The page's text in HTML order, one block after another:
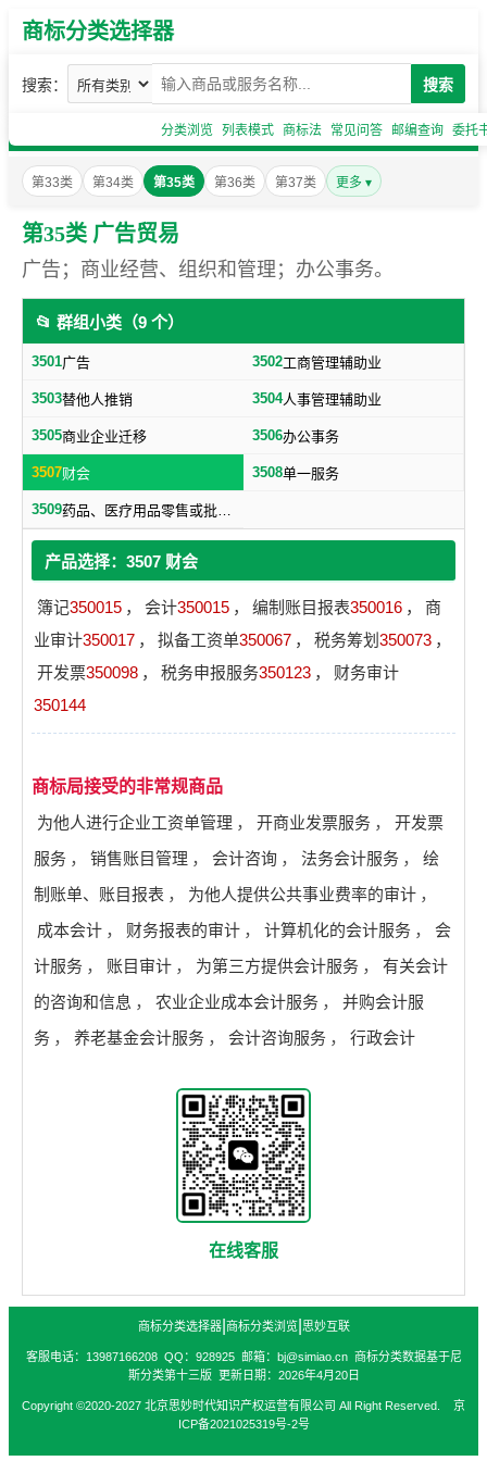
商标分类选择器
搜索： 搜索
分类浏览 列表模式 商标法 常见问答 邮编查询 委托
第33类 第34类 第35类 第36类 第37类 更多 ▾
第35类 广告贸易
广告；商业经营、组织和管理；办公事务。
📂 群组小类（9 个）
3501广告 3502工商管理辅助业
3503替他人推销 3504人事管理辅助业
3505商业企业迁移 3506办公事务
3507财会 3508单一服务
3509 药品、医疗用品零售或批发服务
产品选择：3507 财会
簿记350015 ， 会计350015 ， 编制账目报表350016 ，
商
业审计350017 ， 拟备工资单350067 ， 税务筹划 350073 ，
开发票350098 ， 税务申报服务350123 ，
财务审计
350144
商标局接受的非常规商品
为他人进行企业工资单管理 ， 开商业发票服务 ，
开发票
服务 ， 销售账目管理 ， 会计咨询 ， 法务会计服务 ，
绘
制账单、账目报表 ， 为他人提供公共事业费率的审计 ，
成本会计 ， 财务报表的审计 ， 计算机化的会计服务 ，
会
计服务 ， 账目审计 ， 为第三方提供会计服务 ，
有关会计
的咨询和信息 ， 农业企业成本会计服务 ，
并购会计服
务 ， 养老基金会计服务 ， 会计咨询服务 ， 行政会计
在线客服
商标分类选择器| 商标分类浏览| 思妙互联
客服电话：13987166208 QQ：928925 邮箱：bj@simiao.cn 商标分类数据基于尼
斯分类第十三版 更新日期：2026年4月20日
Copyright ©2020-2027 北京思妙时代知识产权运营有限公司 All Right Reserved. 京
ICP备2021025319号-2号